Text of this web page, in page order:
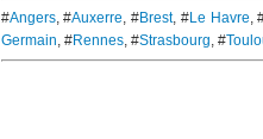
#Angers, #Auxerre, #Brest, #Le Havre,
Germain, #Rennes, #Strasbourg, #